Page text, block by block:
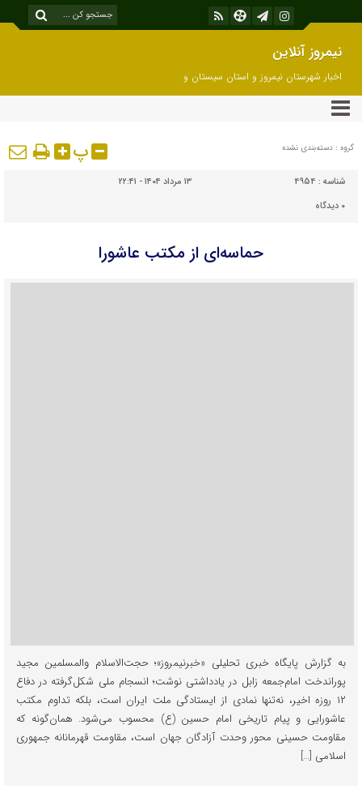
نیمروز آنلاین
اخبار شهرستان نیمروز و استان سیستان و
بلوچستان
گروه : دسته‌بندی نشده پ
شناسه : 4954
۱۳ مرداد ۱۴۰۴ - ۲۲:۴۱
۰ دیدگاه
حماسه‌ای از مکتب عاشورا
به گزارش پایگاه خبری تحلیلی «خبرنیمروز»؛ حجت‌الاسلام والمسلمین مجید
پوراندخت امام‌جمعه زابل در یادداشتی نوشت؛ انسجام ملی شکل‌گرفته در دفاع
۱۲ روزه اخیر، نه‌تنها نمادی از ایستادگی ملت ایران است، بلکه تداوم مکتب
عاشورایی و پیام تاریخی امام حسین (ع) محسوب می‌شود. همان‌گونه که
مقاومت حسینی محور وحدت آزادگان جهان است، مقاومت قهرمانانه جمهوری
اسلامی […]